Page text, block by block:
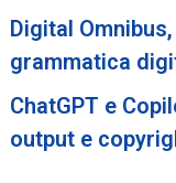
Digital
grammatica
ChatGPT e
output e